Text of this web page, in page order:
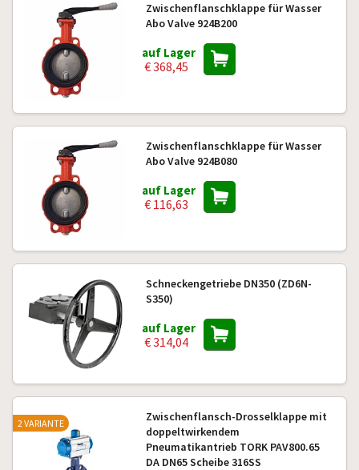
Zwischenflanschklappe für Wasser
Abo Valve 924B200
auf Lager
€ 368,45
Zwischenflanschklappe für Wasser
Abo Valve 924B080
auf Lager
€ 116,63
Schneckengetriebe DN350 (ZD6N-
S350)
auf Lager
€ 314,04
Zwischenflansch-Drosselklappe mit
doppeltwirkendem
Pneumatikantrieb TORK PAV800.65
DA DN65 Scheibe 316SS
2 VARIANTE